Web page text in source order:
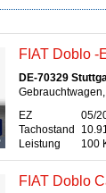
FIAT Doblo -
DE-70329
EZ
05/
Tachostand
Leistung
100
FIAT Doblo